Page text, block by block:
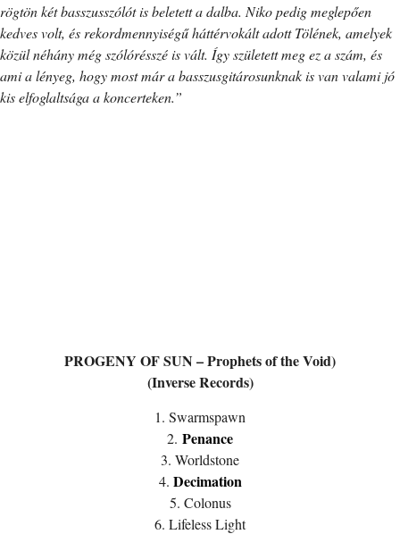
rögtön két basszusszólót is beletett a dalba. Niko pedig meglepően
kedves volt, és rekordmennyiségű háttérvokált adott Tölének, amelyek
közül néhány még szólórésszé is vált. Így született meg ez a szám, és
ami a lényeg, hogy most már a basszusgitárosunknak is van valami jó
kis elfoglaltsága a koncerteken.”
PROGENY OF SUN – Prophets of the Void)
(Inverse Records)
1. Swarmspawn
2. Penance
3. Worldstone
4. Decimation
5. Colonus
6. Lifeless Light